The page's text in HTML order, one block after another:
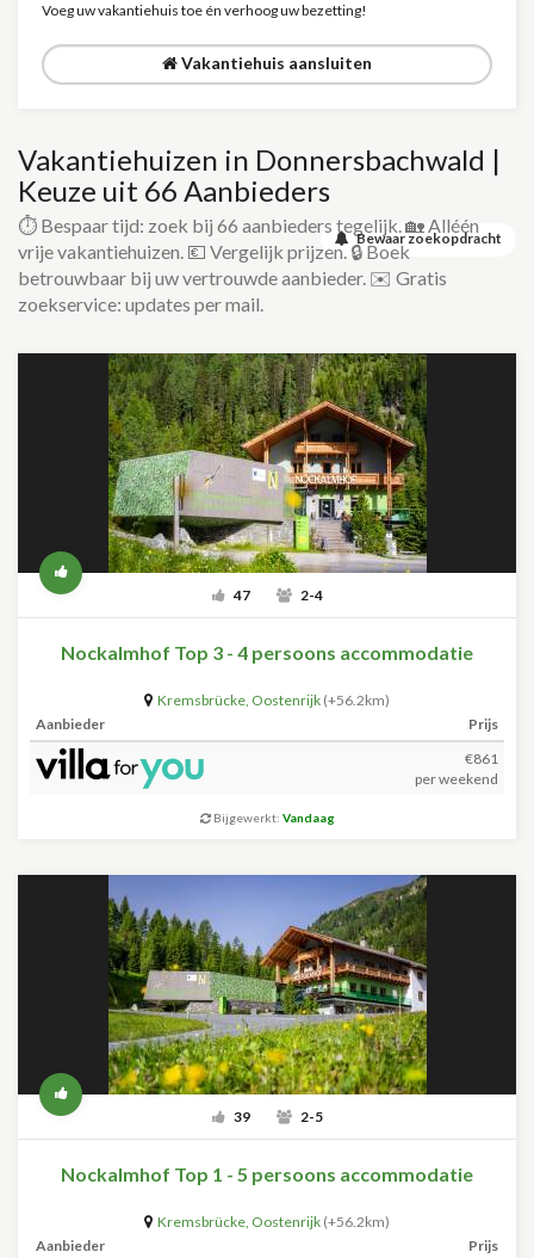
Voeg uw vakantiehuis toe én verhoog uw bezetting!
Vakantiehuis aansluiten
Bewaar zoekopdracht
Vakantiehuizen in Donnersbachwald |
Keuze uit 66 Aanbieders
⏱️ Bespaar tijd: zoek bij 66 aanbieders tegelijk. 🏡 Alléén
vrije vakantiehuizen. 💶 Vergelijk prijzen. 🔒 Boek
betrouwbaar bij uw vertrouwde aanbieder. ✉️ Gratis
zoekservice: updates per mail.
47 2-4
Nockalmhof Top 3 - 4 persoons accommodatie
Kremsbrücke, Oostenrijk (+56.2km)
Aanbieder
Prijs
€861
per weekend
Bijgewerkt: Vandaag
39 2-5
Nockalmhof Top 1 - 5 persoons accommodatie
Kremsbrücke, Oostenrijk (+56.2km)
Aanbieder
Prijs